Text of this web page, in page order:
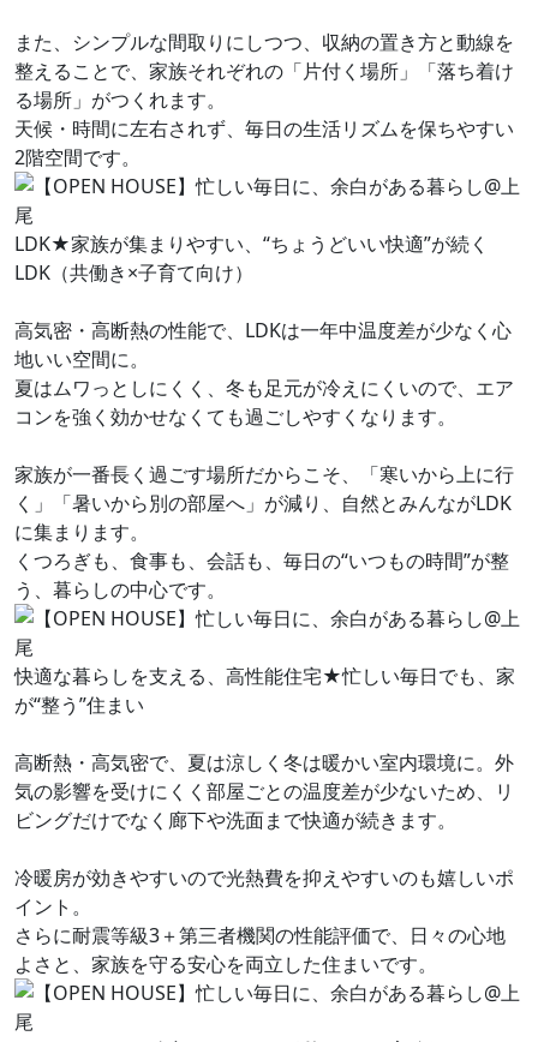
また、シンプルな間取りにしつつ、収納の置き方と動線を
整えることで、家族それぞれの「片付く場所」「落ち着け
る場所」がつくれます。
天候・時間に左右されず、毎日の生活リズムを保ちやすい
2階空間です。
LDK★家族が集まりやすい、“ちょうどいい快適”が続く
LDK（共働き×子育て向け）
高気密・高断熱の性能で、LDKは一年中温度差が少なく心
地いい空間に。
夏はムワっとしにくく、冬も足元が冷えにくいので、エア
コンを強く効かせなくても過ごしやすくなります。
家族が一番長く過ごす場所だからこそ、「寒いから上に行
く」「暑いから別の部屋へ」が減り、自然とみんながLDK
に集まります。
くつろぎも、食事も、会話も、毎日の“いつもの時間”が整
う、暮らしの中心です。
快適な暮らしを支える、高性能住宅★忙しい毎日でも、家
が“整う”住まい
高断熱・高気密で、夏は涼しく冬は暖かい室内環境に。外
気の影響を受けにくく部屋ごとの温度差が少ないため、リ
ビングだけでなく廊下や洗面まで快適が続きます。
冷暖房が効きやすいので光熱費を抑えやすいのも嬉しいポ
イント。
さらに耐震等級3＋第三者機関の性能評価で、日々の心地
よさと、家族を守る安心を両立した住まいです。